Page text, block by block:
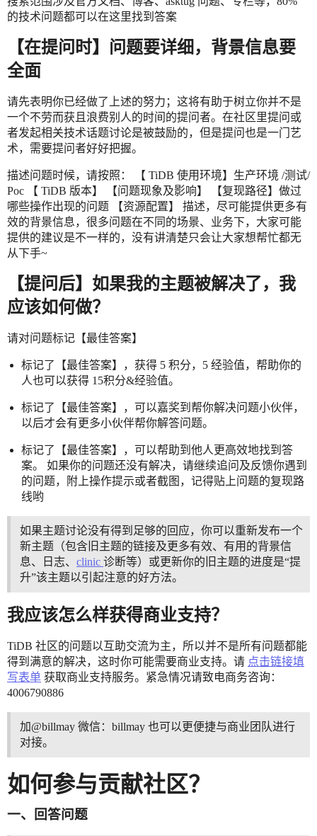
的技术问题都可以在这里找到答案
【在提问时】问题要详细，背景信息要
全面
请先表明你已经做了上述的努力；这将有助于树立你并不是
一个不劳而获且浪费别人的时间的提问者。在社区里提问或
者发起相关技术话题讨论是被鼓励的，但是提问也是一门艺
术，需要提问者好好把握。
描述问题时候，请按照： 【 TiDB 使用环境】生产环境 /测试/
Poc 【 TiDB 版本】 【问题现象及影响】 【复现路径】做过
哪些操作出现的问题 【资源配置】 描述，尽可能提供更多有
效的背景信息，很多问题在不同的场景、业务下，大家可能
提供的建议是不一样的，没有讲清楚只会让大家想帮忙都无
从下手~
【提问后】如果我的主题被解决了，我
应该如何做？
请对问题标记【最佳答案】
标记了【最佳答案】，获得 5 积分，5 经验值，帮助你的
人也可以获得 15积分&经验值。
标记了【最佳答案】，可以嘉奖到帮你解决问题小伙伴，
以后才会有更多小伙伴帮你解答问题。
标记了【最佳答案】，可以帮助到他人更高效地找到答
案。 如果你的问题还没有解决，请继续追问及反馈你遇到
的问题，附上操作提示或者截图，记得贴上问题的复现路
线哟
如果主题讨论没有得到足够的回应，你可以重新发布一个
新主题（包含旧主题的链接及更多有效、有用的背景信
息、日志、 clinic 诊断等）或更新你的旧主题的进度是“提
升”该主题以引起注意的好方法。
我应该怎么样获得商业支持？
TiDB 社区的问题以互助交流为主，所以并不是所有问题都能
得到满意的解决，这时你可能需要商业支持。请 点击链接填
写表单 获取商业支持服务。紧急情况请致电商务咨询：
4006790886
加@billmay 微信：billmay 也可以更便捷与商业团队进行
对接。
如何参与贡献社区？
一、回答问题